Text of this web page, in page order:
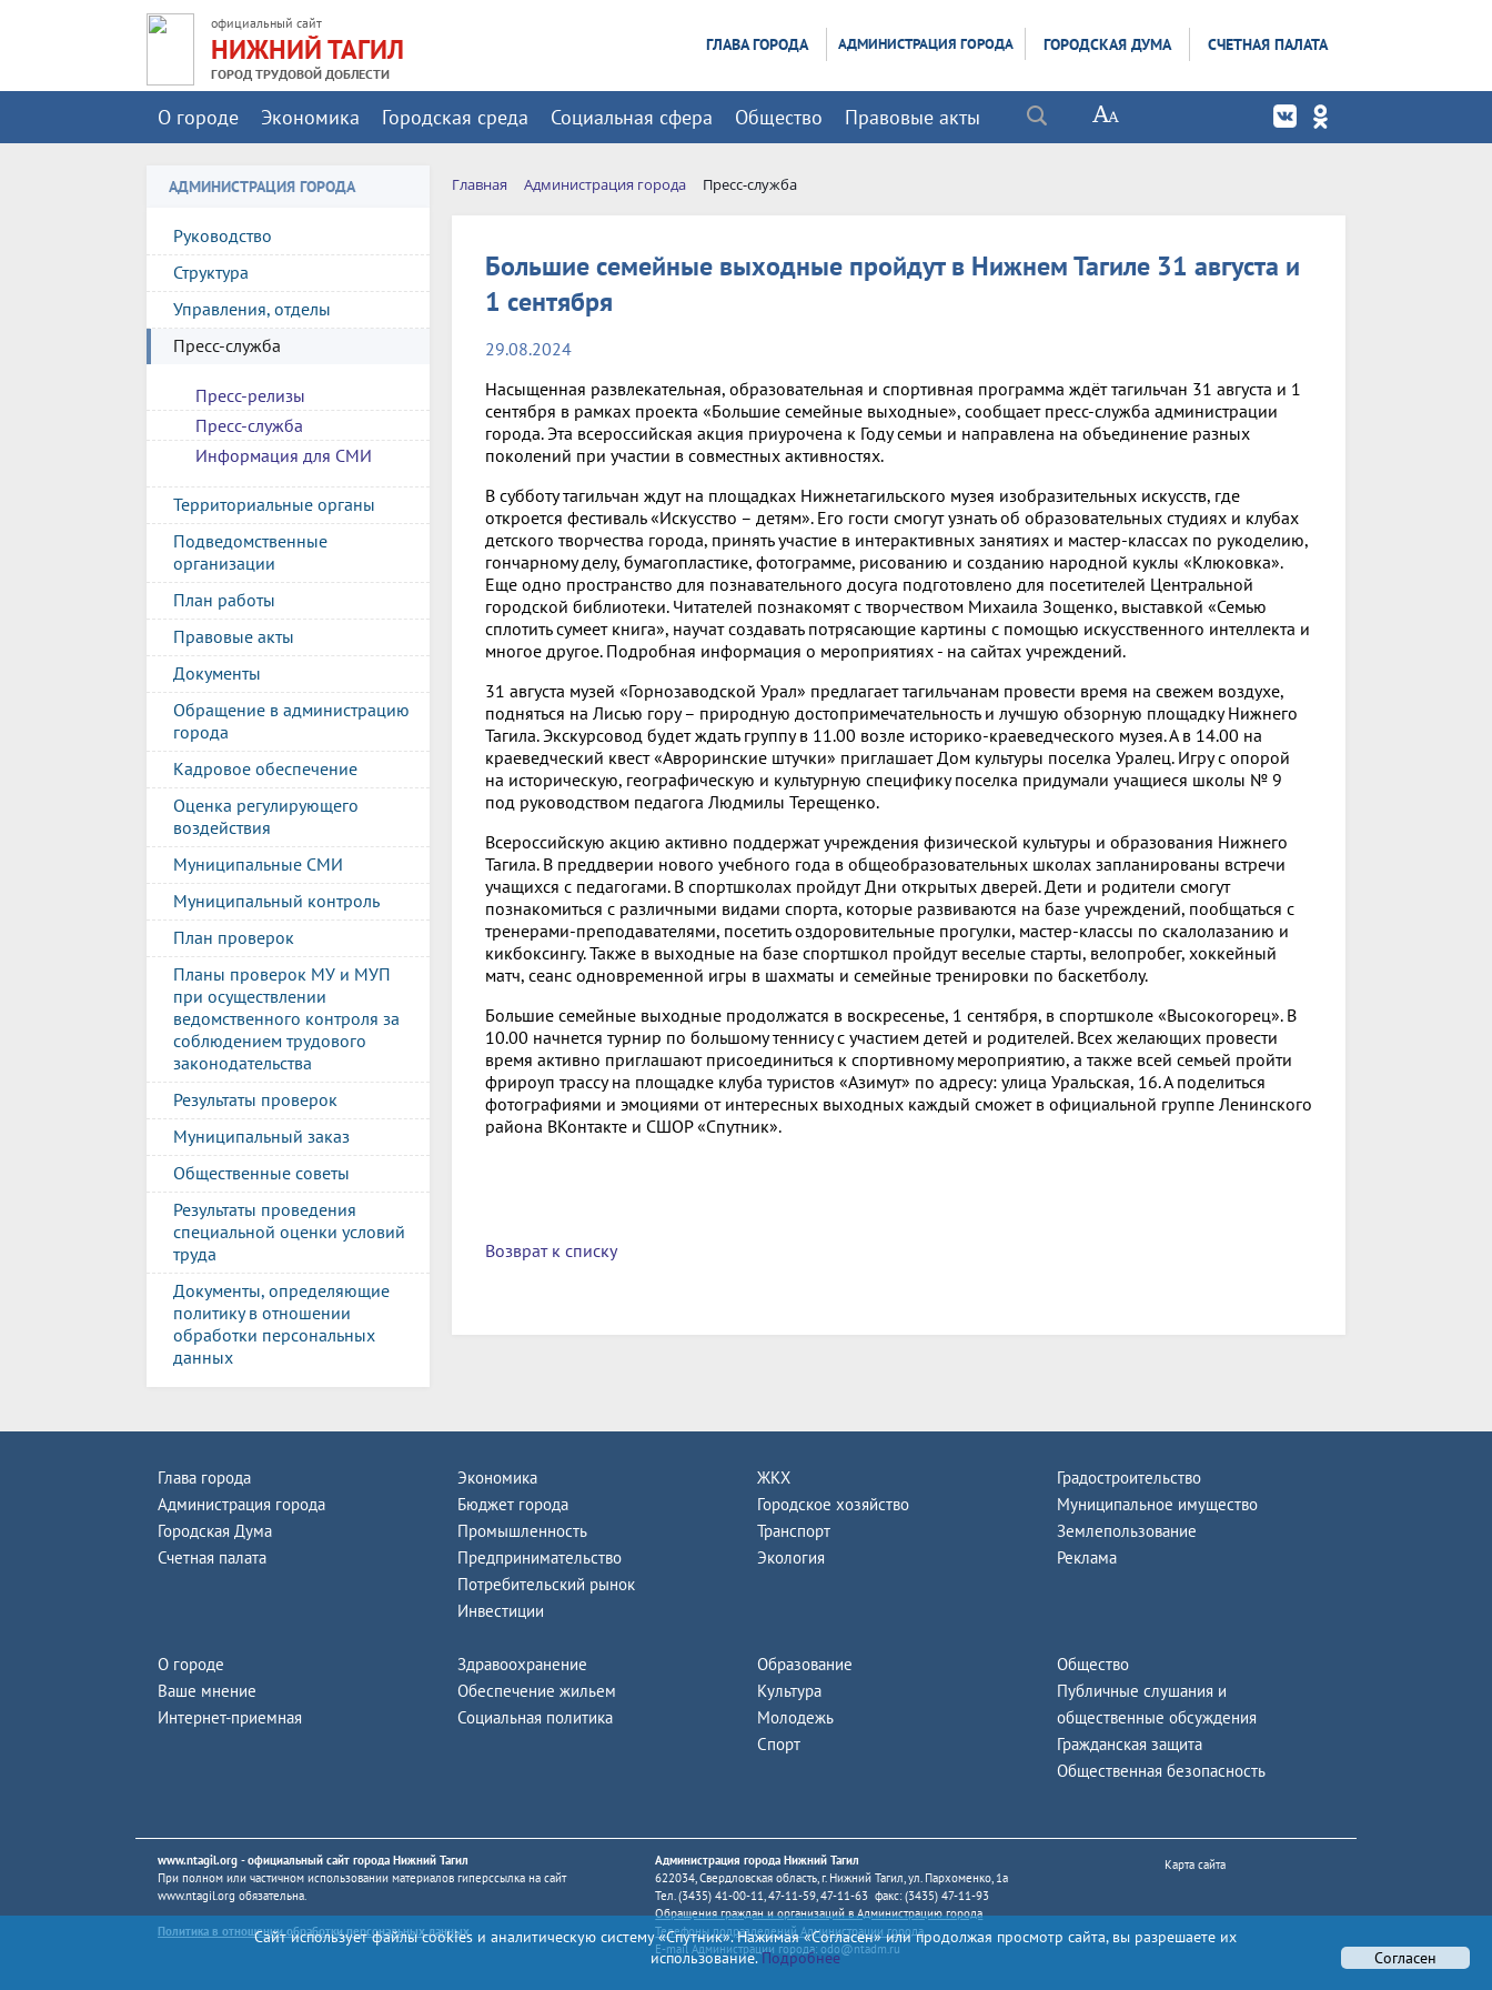
официальный сайт
НИЖНИЙ ТАГИЛ
ГОРОД ТРУДОВОЙ ДОБЛЕСТИ
ГЛАВА ГОРОДА АДМИНИСТРАЦИЯ ГОРОДА ГОРОДСКАЯ ДУМА СЧЕТНАЯ ПАЛАТА
О городе Экономика Городская среда Социальная сфера Общество Правовые акты
АДМИНИСТРАЦИЯ ГОРОДА
Руководство
Структура
Управления, отделы
Пресс-служба
Пресс-релизы
Пресс-служба
Информация для СМИ
Территориальные органы
Подведомственные
организации
План работы
Правовые акты
Документы
Обращение в администрацию
города
Кадровое обеспечение
Оценка регулирующего
воздействия
Муниципальные СМИ
Муниципальный контроль
План проверок
Планы проверок МУ и МУП
при осуществлении
ведомственного контроля за
соблюдением трудового
законодательства
Результаты проверок
Муниципальный заказ
Общественные советы
Результаты проведения
специальной оценки условий
труда
Документы, определяющие
политику в отношении
обработки персональных
данных
Главная Администрация города Пресс-служба
Большие семейные выходные пройдут в Нижнем Тагиле 31 августа и
1 сентября
29.08.2024
Насыщенная развлекательная, образовательная и спортивная программа ждёт тагильчан 31 августа и 1
сентября в рамках проекта «Большие семейные выходные», сообщает пресс-служба администрации
города. Эта всероссийская акция приурочена к Году семьи и направлена на объединение разных
поколений при участии в совместных активностях.
В субботу тагильчан ждут на площадках Нижнетагильского музея изобразительных искусств, где
откроется фестиваль «Искусство – детям». Его гости смогут узнать об образовательных студиях и клубах
детского творчества города, принять участие в интерактивных занятиях и мастер-классах по рукоделию,
гончарному делу, бумагопластике, фотограмме, рисованию и созданию народной куклы «Клюковка».
Еще одно пространство для познавательного досуга подготовлено для посетителей Центральной
городской библиотеки. Читателей познакомят с творчеством Михаила Зощенко, выставкой «Семью
сплотить сумеет книга», научат создавать потрясающие картины с помощью искусственного интеллекта и
многое другое. Подробная информация о мероприятиях - на сайтах учреждений.
31 августа музей «Горнозаводской Урал» предлагает тагильчанам провести время на свежем воздухе,
подняться на Лисью гору – природную достопримечательность и лучшую обзорную площадку Нижнего
Тагила. Экскурсовод будет ждать группу в 11.00 возле историко-краеведческого музея. А в 14.00 на
краеведческий квест «Авроринские штучки» приглашает Дом культуры поселка Уралец. Игру с опорой
на историческую, географическую и культурную специфику поселка придумали учащиеся школы № 9
под руководством педагога Людмилы Терещенко.
Всероссийскую акцию активно поддержат учреждения физической культуры и образования Нижнего
Тагила. В преддверии нового учебного года в общеобразовательных школах запланированы встречи
учащихся с педагогами. В спортшколах пройдут Дни открытых дверей. Дети и родители смогут
познакомиться с различными видами спорта, которые развиваются на базе учреждений, пообщаться с
тренерами-преподавателями, посетить оздоровительные прогулки, мастер-классы по скалолазанию и
кикбоксингу. Также в выходные на базе спортшкол пройдут веселые старты, велопробег, хоккейный
матч, сеанс одновременной игры в шахматы и семейные тренировки по баскетболу.
Большие семейные выходные продолжатся в воскресенье, 1 сентября, в спортшколе «Высокогорец». В
10.00 начнется турнир по большому теннису с участием детей и родителей. Всех желающих провести
время активно приглашают присоединиться к спортивному мероприятию, а также всей семьей пройти
фрироуп трассу на площадке клуба туристов «Азимут» по адресу: улица Уральская, 16. А поделиться
фотографиями и эмоциями от интересных выходных каждый сможет в официальной группе Ленинского
района ВКонтакте и СШОР «Спутник».
Возврат к списку
Глава города
Администрация города
Городская Дума
Счетная палата
Экономика
Бюджет города
Промышленность
Предпринимательство
Потребительский рынок
Инвестиции
ЖКХ
Городское хозяйство
Транспорт
Экология
Градостроительство
Муниципальное имущество
Землепользование
Реклама
О городе
Ваше мнение
Интернет-приемная
Здравоохранение
Обеспечение жильем
Социальная политика
Образование
Культура
Молодежь
Спорт
Общество
Публичные слушания и
общественные обсуждения
Гражданская защита
Общественная безопасность
www.ntagil.org - официальный сайт города Нижний Тагил
При полном или частичном использовании материалов гиперссылка на сайт
www.ntagil.org обязательна.
Политика в отношении обработки персональных данных
Администрация города Нижний Тагил
622034, Свердловская область, г. Нижний Тагил, ул. Пархоменко, 1а
Тел. (3435) 41-00-11, 47-11-59, 47-11-63 факс: (3435) 47-11-93
Обращения граждан и организаций в Администрацию города
Телефоны подразделений Администрации города
E-mail Администрации города:odo@ntadm.ru
Карта сайта
Сайт использует файлы cookies и аналитическую систему «Спутник». Нажимая «Согласен» или продолжая просмотр сайта, вы разрешаете их
использование.Подробнее Согласен